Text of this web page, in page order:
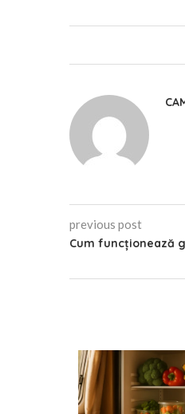
previous post
Cum funcționează